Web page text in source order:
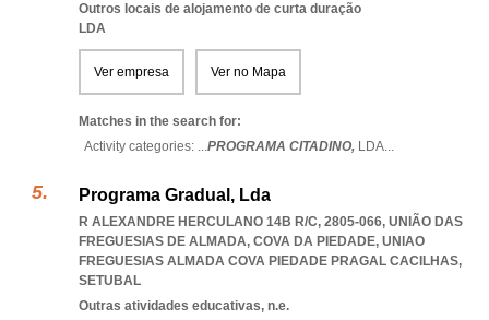
Outros locais de alojamento de curta duração
LDA
Ver empresa Ver no Mapa
Matches in the search for:
Activity categories: ...PROGRAMA CITADINO, LDA...
Programa Gradual, Lda
R ALEXANDRE HERCULANO 14B R/C, 2805-066, UNIÃO DAS
FREGUESIAS DE ALMADA, COVA DA PIEDADE, UNIAO
FREGUESIAS ALMADA COVA PIEDADE PRAGAL CACILHAS,
SETUBAL
Outras atividades educativas, n.e.